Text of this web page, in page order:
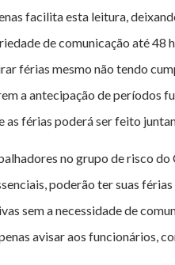
facilita esta leitura,
de comunicação até 48
férias mesmo não tendo
a antecipação de períodos
férias poderá ser feito
no grupo de risco
poderão ter suas
sem a necessidade de
avisar aos funcionários,